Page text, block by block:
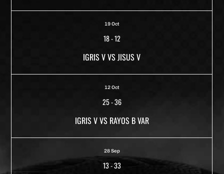
19 Oct
18-12
IGRIS V VS JISUS V
12 Oct
25-36
IGRIS V VS RAYOS B VAR
28 Sep
13-33